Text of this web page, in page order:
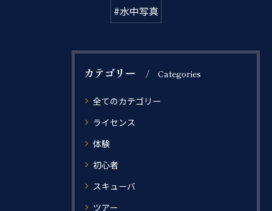
#水中写真
カテゴリー Categories
全てのカテゴリー
ライセンス
体験
初心者
スキューバ
ツアー